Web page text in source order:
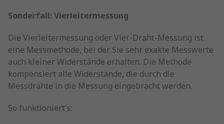
Sonderfall: Vierleitermessung
Die Vierleitermessung oder Vier-Draht-Messung ist
eine Messmethode, bei der Sie sehr exakte Messwerte
auch kleiner Widerstände erhalten. Die Methode
kompensiert alle Widerstände, die durch die
Messdrähte in die Messung eingebracht werden.
So funktioniert’s: